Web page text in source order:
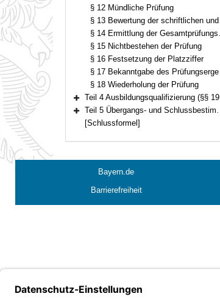
§ 12 Mündliche Prüfung
§ 13 Bewertung der schriftlichen und mündlichen Prüfung
§ 14 Ermittlung der Gesamtprüfungsnote
§ 15 Nichtbestehen der Prüfung
§ 16 Festsetzung der Platzziffer
§ 17 Bekanntgabe des Prüfungsergebnisses
§ 18 Wiederholung der Prüfung
Bereich erweitern
Teil 4 Ausbildungsqualifizierung (§§ 19–25)
Bereich erweitern
Teil 5 Übergangs- und Schlussbestimmungen (§ 26)
[Schlussformel]
Bayern.de
Barrierefreiheit